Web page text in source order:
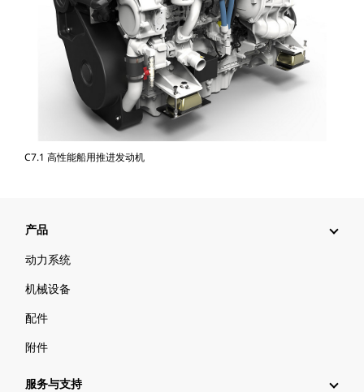
C7.1 高性能船用推进发动机
产品
动力系统
机械设备
配件
附件
服务与支持